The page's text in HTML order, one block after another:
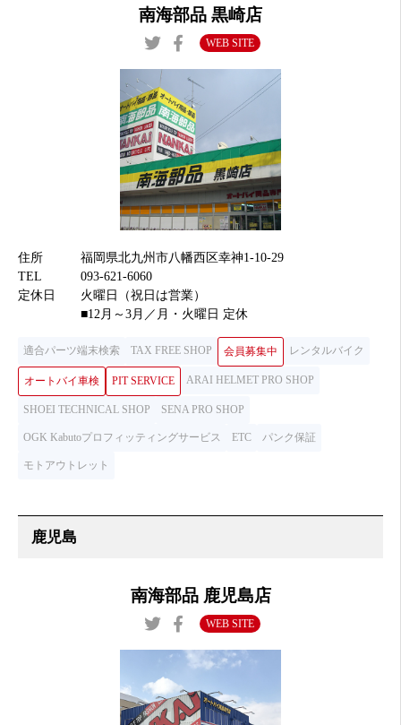
南海部品 黒崎店
WEB SITE
住所
福岡県北九州市八幡西区幸神1-10-29
TEL
093-621-6060
定休日
火曜日（祝日は営業）
■12月～3月／月・火曜日 定休
適合パーツ端末検索 TAX FREE SHOP 会員募集中 レンタルバイク
オートバイ車検 PIT SERVICE ARAI HELMET PRO SHOP
SHOEI TECHNICAL SHOP SENA PRO SHOP
OGK Kabutoプロフィッティングサービス ETC パンク保証
モトアウトレット
南海部品 鹿児島店
WEB SITE